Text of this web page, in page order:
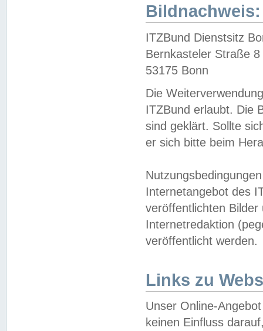
Bildnachweis:
ITZBund Dienstsitz
Bernkasteler Straße 8
53175 Bonn
Die
ITZBund erlaubt. Die
sind geklärt. Sollte
er sich bitte beim
Internetangebot des
veröffentlichten
Internetredaktion
veröffentlicht werden.
Links zu
Unser Online-
keinen Einfluss